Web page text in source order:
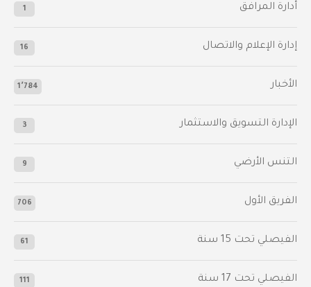
أدارة المرافق 1
إدارة الإعلام والاتصال 16
الأخبار 1٬784
الإدارة التسويق والاستثمار 3
التنس الأرضي 9
الفريق الأول 706
الفيصلي‬⁩ تحت 15 سنة 61
‫الفيصلي‬⁩ تحت 17 سنة 111